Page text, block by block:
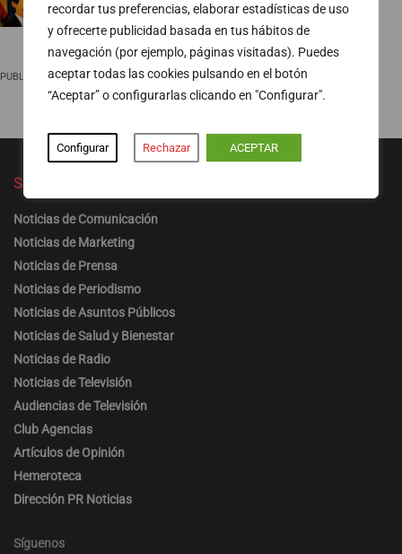
recordar tus preferencias, elaborar estadísticas de uso
y ofrecerte publicidad basada en tus hábitos de
navegación (por ejemplo, páginas visitadas). Puedes
aceptar todas las cookies pulsando en el botón
“Aceptar” o configurarlas clicando en "Configurar".
Configurar Rechazar ACEPTAR
07/08/2026
PUBLICIDAD
Secciones
Noticias de Comunicación
Noticias de Marketing
Noticias de Prensa
Noticias de Periodismo
Noticias de Asuntos Públicos
Noticias de Salud y Bienestar
Noticias de Radio
Noticias de Televisión
Audiencias de Televisión
Club Agencias
Artículos de Opinión
Hemeroteca
Dirección PR Noticias
Síguenos